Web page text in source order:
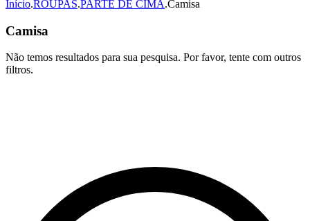
Início.ROUPAS.PARTE DE CIMA.Camisa
Camisa
Não temos resultados para sua pesquisa. Por favor, tente com outros
filtros.